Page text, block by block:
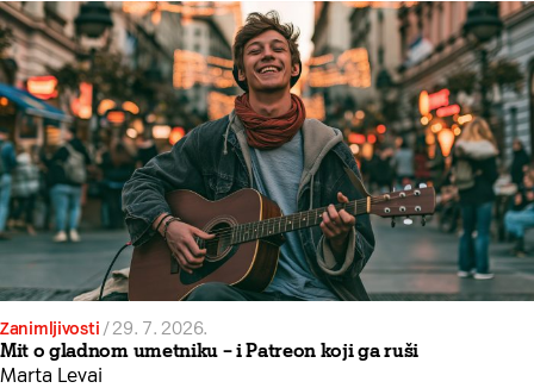
Zanimljivosti /29. 7. 2026.
Mit o gladnom umetniku – i Patreon koji ga ruši
Marta Levai